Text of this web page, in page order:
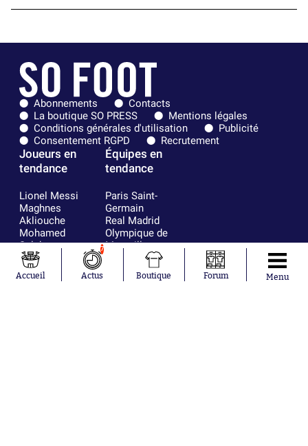
Abonnements
Contacts
La boutique SO PRESS
Mentions légales
Conditions générales d'utilisation
Publicité
Consentement RGPD
Recrutement
Joueurs en
tendance
Lionel Messi
Maghnes
Akliouche
Mohamed
Salah
Neymar
Julián Álvarez
Ferrán Torres
Équipes en
tendance
Paris Saint-
Germain
Real Madrid
Olympique de
Marseille
FC Barcelone
Argentine
Accueil
7
Actus Boutique Forum Menu